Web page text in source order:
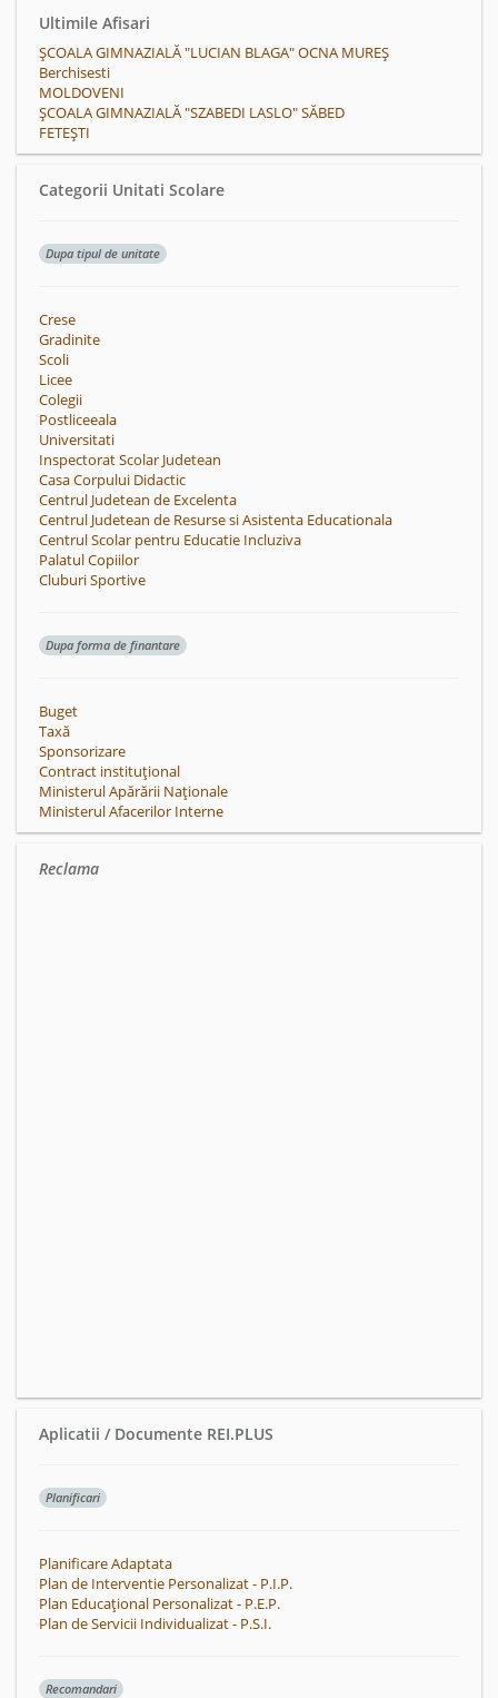
Ultimile Afisari
ȘCOALA GIMNAZIALĂ "LUCIAN BLAGA" OCNA MUREȘ
Berchisesti
MOLDOVENI
ȘCOALA GIMNAZIALĂ "SZABEDI LASLO" SĂBED
FETEŞTI
Categorii Unitati Scolare
Dupa tipul de unitate
Crese
Gradinite
Scoli
Licee
Colegii
Postliceeala
Universitati
Inspectorat Scolar Judetean
Casa Corpului Didactic
Centrul Judetean de Excelenta
Centrul Judetean de Resurse si Asistenta Educationala
Centrul Scolar pentru Educatie Incluziva
Palatul Copiilor
Cluburi Sportive
Dupa forma de finantare
Buget
Taxă
Sponsorizare
Contract instituțional
Ministerul Apărării Naționale
Ministerul Afacerilor Interne
Reclama
Aplicatii / Documente REI.PLUS
Planificari
Planificare Adaptata
Plan de Interventie Personalizat - P.I.P.
Plan Educațional Personalizat - P.E.P.
Plan de Servicii Individualizat - P.S.I.
Recomandari